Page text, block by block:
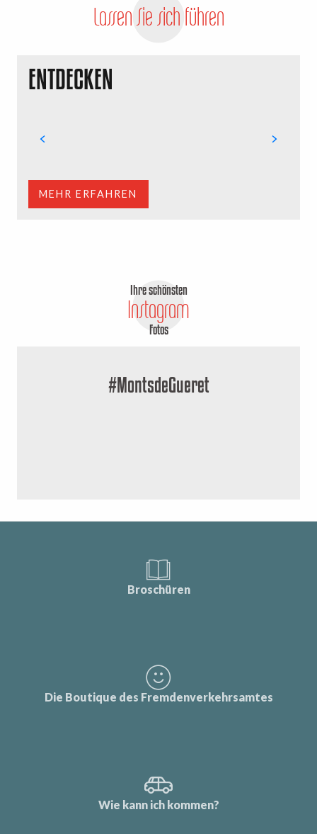
Lassen Sie sich führen
ENTDECKEN
MEHR ERFAHREN
Ihre schönsten
Instagram
Fotos
#MontsdeGueret
Broschüren
Die Boutique des Fremdenverkehrsamtes
Wie kann ich kommen?